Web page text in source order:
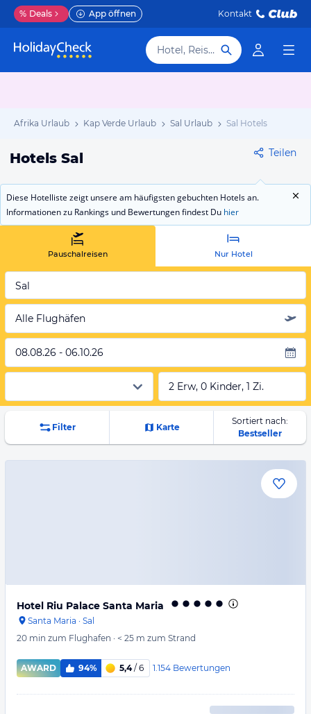
% Deals App öffnen Kontakt
Hotel, Reiseziel
Afrika Urlaub Kap Verde Urlaub Sal Urlaub Sal Hotels
Hotels Sal Teilen
Diese Hotelliste zeigt unsere am häufigsten gebuchten Hotels an.
Informationen zu Rankings und Bewertungen findest Du hier
Pauschalreisen Nur Hotel
Sal
Alle Flughäfen
08.08.26 - 06.10.26
2 Erw, 0 Kinder, 1 Zi.
Filter Karte
Sortiert nach:
Bestseller
Hotel Riu Palace Santa Maria
Santa Maria · Sal
20 min zum Flughafen · < 25 m zum Strand
AWARD 94% 5,4/ 6 1.154 Bewertungen